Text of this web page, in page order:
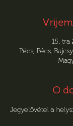
15. tra
Pécs, Pécs,
O
Jegyelővétel a